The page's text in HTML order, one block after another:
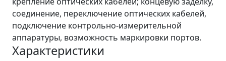
соединение, переключение оптических кабелей,
подключение контрольно-измерительной
аппаратуры, возможность маркировки портов.
Характеристики